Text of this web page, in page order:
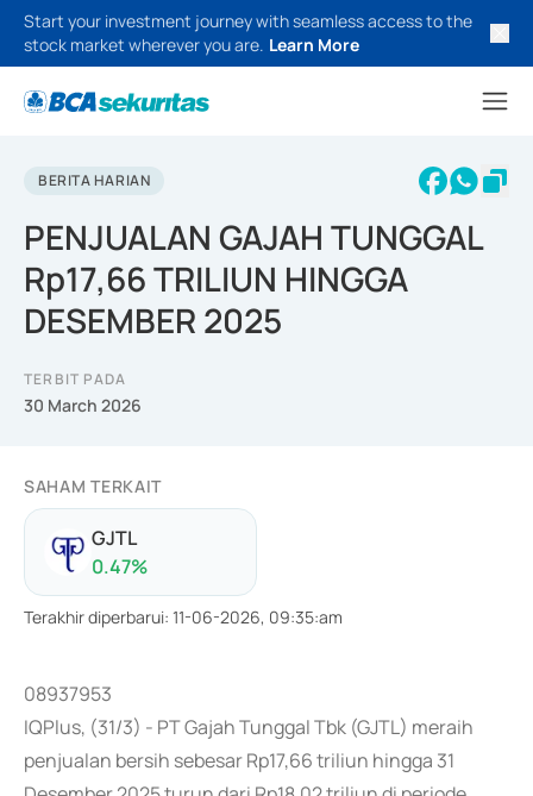
Start your investment journey with seamless access to the
stock market wherever you are. Learn More
BERITA HARIAN
PENJUALAN GAJAH TUNGGAL
Rp17,66 TRILIUN HINGGA
DESEMBER 2025
TERBIT PADA
30 March 2026
SAHAM TERKAIT
GJTL
0.47%
Terakhir diperbarui: 11-06-2026, 09:35:am
08937953
IQPlus, (31/3) - PT Gajah Tunggal Tbk (GJTL) meraih
penjualan bersih sebesar Rp17,66 triliun hingga 31